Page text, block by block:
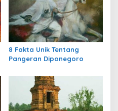
8 Fakta Unik Tentang
Pangeran Diponegoro